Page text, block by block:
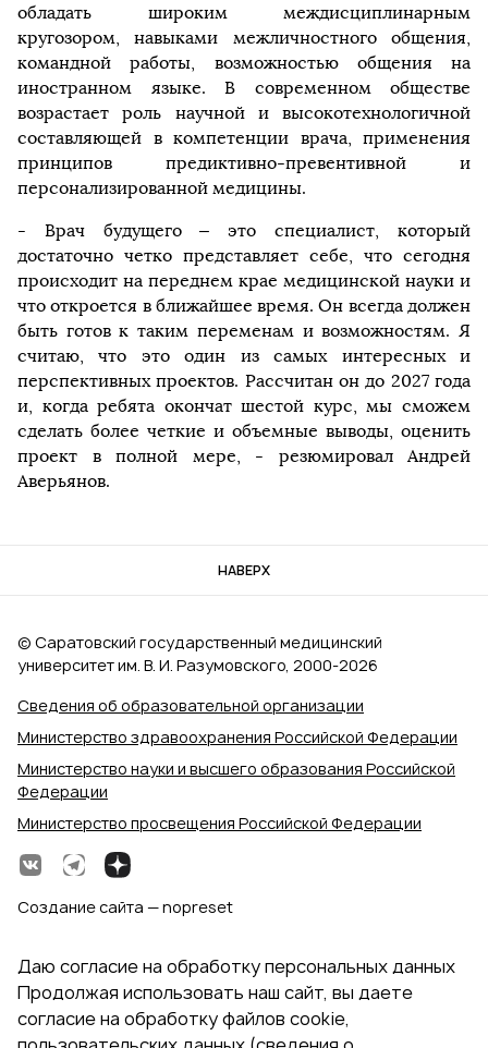
обладать широким междисциплинарным
кругозором, навыками межличностного общения,
командной работы, возможностью общения на
иностранном языке. В современном обществе
возрастает роль научной и высокотехнологичной
составляющей в компетенции врача, применения
принципов предиктивно-превентивной и
персонализированной медицины.
- Врач будущего – это специалист, который
достаточно четко представляет себе, что сегодня
происходит на переднем крае медицинской науки и
что откроется в ближайшее время. Он всегда должен
быть готов к таким переменам и возможностям. Я
считаю, что это один из самых интересных и
перспективных проектов. Рассчитан он до 2027 года
и, когда ребята окончат шестой курс, мы сможем
сделать более четкие и объемные выводы, оценить
проект в полной мере, - резюмировал Андрей
Аверьянов.
НАВЕРХ
Сведения об образовательной организации
Министерство здравоохранения Российской Федерации
Министерство науки и высшего образования Российской
Федерации
Министерство просвещения Российской Федерации
© Саратовский государственный медицинский
университет им. В. И. Разумовского, 2000‑2026
Создание сайта — nopreset
Даю согласие на обработку персональных данных
Продолжая использовать наш сайт, вы даете
согласие на обработку файлов cookie,